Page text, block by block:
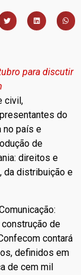
para discutir
civil,
do
no país e
de
direitos e
da distribuição e
de
contará
definidos em
de cem mil